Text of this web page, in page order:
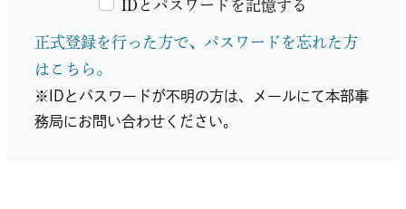
IDとパスワードを記憶する
正式登録を行った方で、パスワードを忘れた方
はこちら。
※IDとパスワードが不明の方は、メールにて本部事
務局にお問い合わせください。